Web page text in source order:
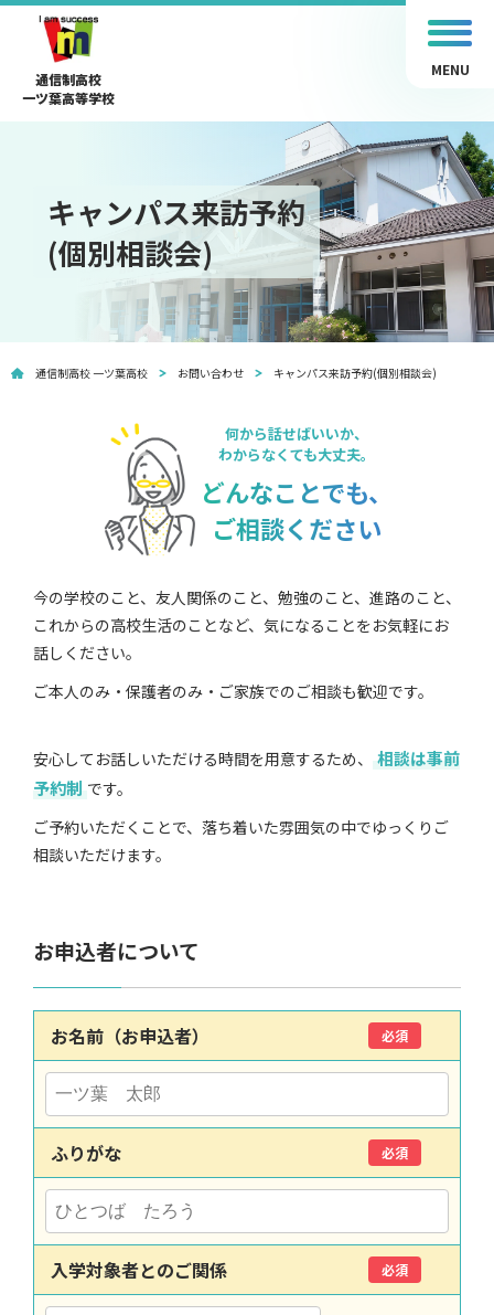
通信制高校
一ツ葉高等学校
MENU
キャンパス来訪予約
(個別相談会)
通信制高校 一ツ葉高校 お問い合わせ キャンパス来訪予約(個別相談会)
何から話せばいいか、
わからなくても大丈夫。
どんなことでも、
ご相談ください
今の学校のこと、友人関係のこと、勉強のこと、進路のこと、
これからの高校生活のことなど、気になることをお気軽にお
話しください。
ご本人のみ・保護者のみ・ご家族でのご相談も歓迎です。
安心してお話しいただける時間を用意するため、
相談は事前
予約制 です。
ご予約いただくことで、落ち着いた雰囲気の中でゆっくりご
相談いただけます。
お申込者について
お名前（お申込者） 必須
ふりがな 必須
入学対象者とのご関係 必須